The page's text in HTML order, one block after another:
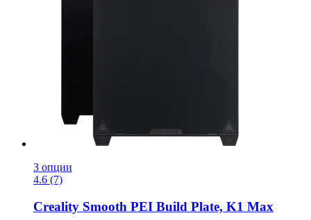
3 опции
4.6 (7)
Creality Smooth PEI Build Plate, K1 Max